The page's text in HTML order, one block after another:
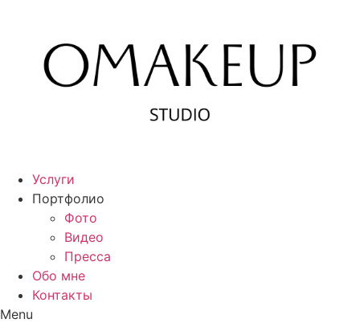
содержимому
Услуги
Портфолио
Фото
Видео
Пресса
Обо мне
Контакты
Menu